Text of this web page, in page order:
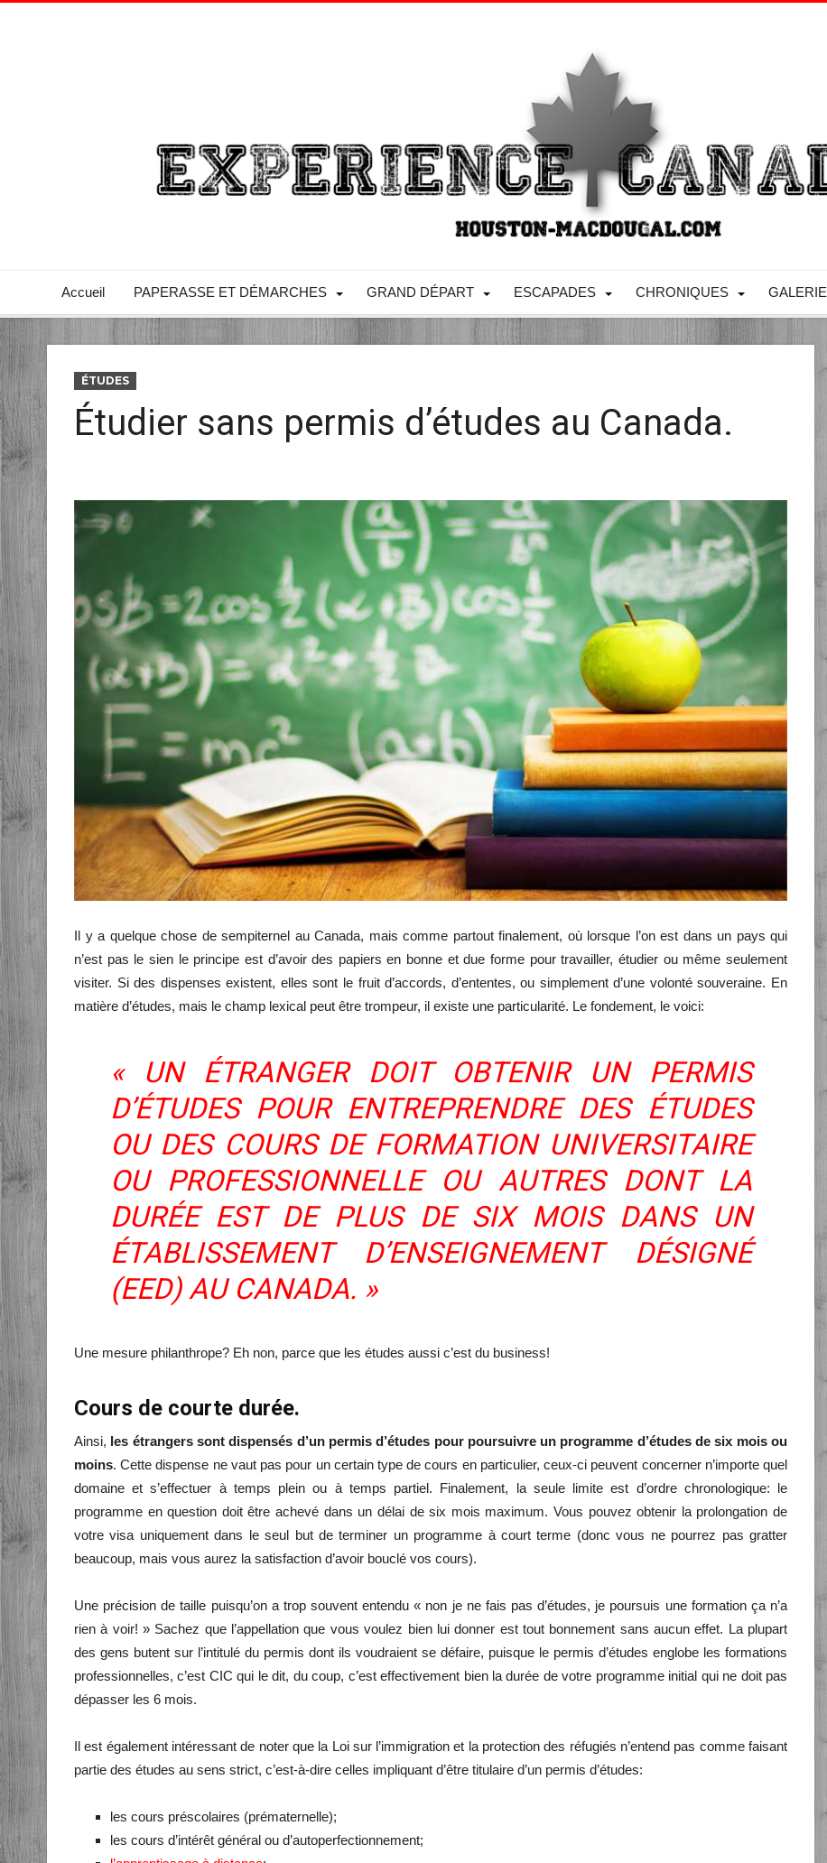
Accueil PAPERASSE ET DÉMARCHES GRAND DÉPART ESCAPADES CHRONIQUES GALERIE
ÉTUDES
Étudier sans permis d’études au Canada.
Il y a quelque chose de sempiternel au Canada, mais comme partout finalement, où lorsque l’on est dans un pays qui
n’est pas le sien le principe est d’avoir des papiers en bonne et due forme pour travailler, étudier ou même seulement
visiter. Si des dispenses existent, elles sont le fruit d’accords, d’ententes, ou simplement d’une volonté souveraine. En
matière d’études, mais le champ lexical peut être trompeur, il existe une particularité. Le fondement, le voici:
« UN ÉTRANGER DOIT OBTENIR UN PERMIS
D’ÉTUDES POUR ENTREPRENDRE DES ÉTUDES
OU DES COURS DE FORMATION UNIVERSITAIRE
OU PROFESSIONNELLE OU AUTRES DONT LA
DURÉE EST DE PLUS DE SIX MOIS DANS UN
ÉTABLISSEMENT D’ENSEIGNEMENT DÉSIGNÉ
(EED)AU CANADA. »
Une mesure philanthrope? Eh non, parce que les études aussi c’est du business!
Cours de courte durée.
Ainsi, les étrangers sont dispensés d’un permis d’études pour poursuivre un programme d’études de six mois ou
moins. Cette dispense ne vaut pas pour un certain type de cours en particulier, ceux-ci peuvent concerner n’importe quel
domaine et s’effectuer à temps plein ou à temps partiel. Finalement, la seule limite est d’ordre chronologique: le
programme en question doit être achevé dans un délai de six mois maximum. Vous pouvez obtenir la prolongation de
votre visa uniquement dans le seul but de terminer un programme à court terme (donc vous ne pourrez pas gratter
beaucoup, mais vous aurez la satisfaction d’avoir bouclé vos cours).
Une précision de taille puisqu’on a trop souvent entendu « non je ne fais pas d’études, je poursuis une formation ça n’a
rien à voir! » Sachez que l’appellation que vous voulez bien lui donner est tout bonnement sans aucun effet. La plupart
des gens butent sur l’intitulé du permis dont ils voudraient se défaire, puisque le permis d’études englobe les formations
professionnelles, c’est CIC qui le dit, du coup, c’est effectivement bien la durée de votre programme initial qui ne doit pas
dépasser les 6 mois.
Il est également intéressant de noter que la Loi sur l’immigration et la protection des réfugiés n’entend pas comme faisant
partie des études au sens strict, c’est-à-dire celles impliquant d’être titulaire d’un permis d’études:
les cours préscolaires (prématernelle);
les cours d’intérêt général ou d’autoperfectionnement;